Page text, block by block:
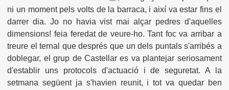
ni un moment pels volts de la barraca, i així va estar fins el
darrer dia. Jo no havia vist mai alçar pedres d'aquelles
dimensions! feia feredat de veure-ho. Tant foc va arribar a
treure el ternal que després que un dels puntals s'arribés a
doblegar, el grup de Castellar es va plantejar seriosament
d'establir uns protocols d'actuació i de seguretat. A la
setmana següent ja s'havien reunit, i tot va quedar ben